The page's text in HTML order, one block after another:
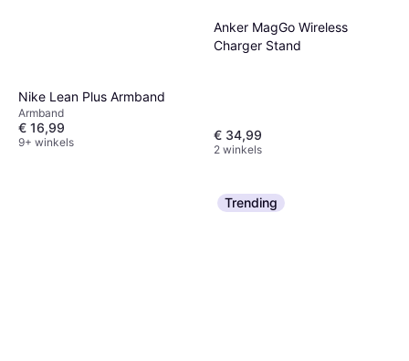
Nike Lean Plus Armband
Armband
€ 16,99
9+ winkels
Anker MagGo Wireless
Charger Stand
€ 34,99
2 winkels
Trending